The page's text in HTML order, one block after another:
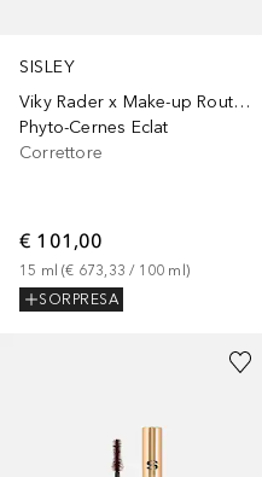
SISLEY
Viky Rader x Make-up Routine
Phyto-Cernes Eclat
Correttore
€ 101,00
15 ml (€ 673,33 / 100 ml )
SORPRESA